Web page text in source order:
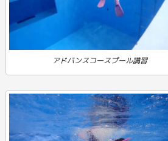
アドバンスコースプール講習